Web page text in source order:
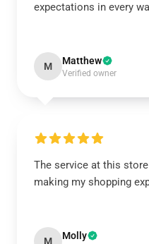
expectations in every
M Matthew
Verified owner
The service at this
making my shopping
M Molly